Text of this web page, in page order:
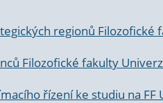
regionů Filozofické
Filozofické fakulty
řízení ke studiu na